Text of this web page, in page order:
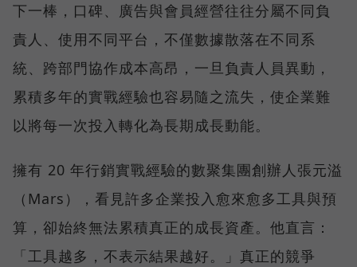
下一棒，口碑、廣告與會員經營往往分屬不同負
責人、使用不同平台，不僅數據散落在不同系
統、跨部門協作成本高昂，一旦負責人員異動，
累積多年的實戰經驗也容易隨之流失，使企業難
以將每一次投入轉化為長期成長動能。
擁有 20 年行銷實戰經驗的數聚集團創辦人張元溢
（Mars），看見許多企業投入愈來愈多工具與預
算，卻始終無法累積真正的成長資產。他直言：
「工具越多，不表示結果越好。」真正的競爭